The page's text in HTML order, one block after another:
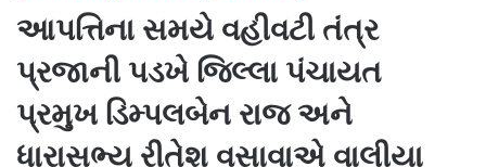
આપત્તિના સમયે વહીવટી તંત્ર
પ્રજાની પડખે જિલ્લા પંચાયત
પ્રમુખ ડિમ્પલબેન રાજ અને
ધારાસભ્ય રીતેશ વસાવાએ વાલીયા